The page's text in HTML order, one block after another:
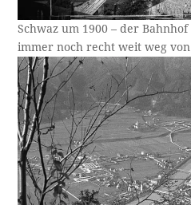
Schwaz um 1900 – der
immer noch recht weit weg